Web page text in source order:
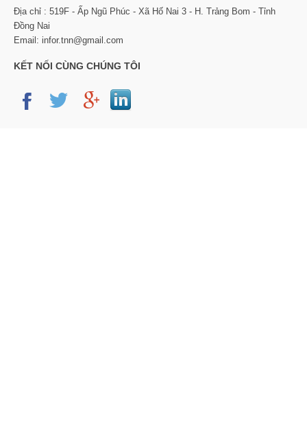
Địa chỉ : 519F - Ấp Ngũ Phúc - Xã Hố Nai 3 - H. Trảng Bom - Tỉnh
Đồng Nai
Email: infor.tnn@gmail.com
KẾT NỐI CÙNG CHÚNG TÔI